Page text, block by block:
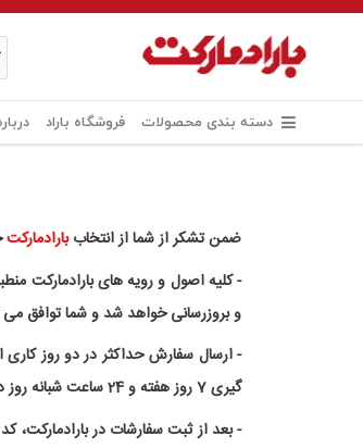
دسته بندی محصولات فروشگاه باراد
ضمن تشکر از شما از انتخاببارادمارکت
- کلیه اصول و رویه های بارادمارکت
و بروزرسانی خواهد شد و شما توافق می
- ارسال سفارش حداکثر در دو روز کاری
گیری 7 روز هفته و 24 ساعت شبانه روز در وبسایت بارادمارکت امکانپذیر می باشد. پردازش سفارشات در طول ساعت کاری و اولین روز بعد از تعطیلات رسمی خواهد بود.
- بعد از ثبت سفارشات در